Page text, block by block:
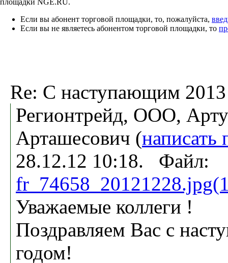
Если вы абонент торговой площадки, то, пожалуйста,
Если вы не являетесь абонентом торговой площадки, то
Re: С наступающим
Регионтрейд, ООО,
Арташесович (написать
28.12.12 10:18. Файл:
Уважаемые коллеги !
Поздравляем Вас с
годом!